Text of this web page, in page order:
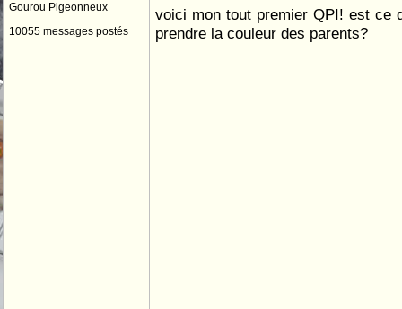
Gourou Pigeonneux
10055 messages postés
voici mon tout premier QPI! est ce
prendre la couleur des parents?